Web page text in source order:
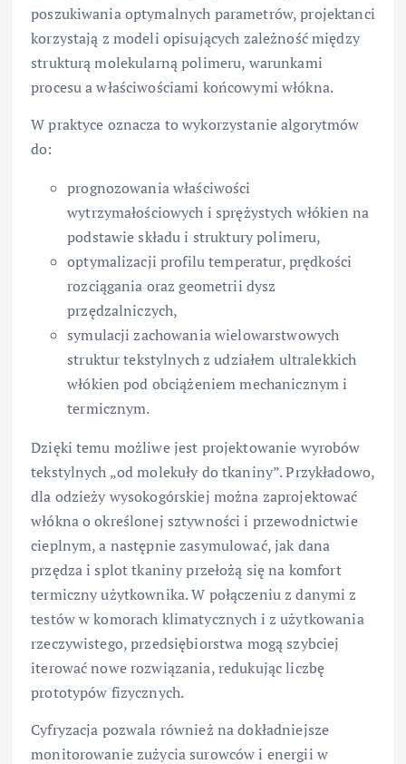
poszukiwania optymalnych parametrów, projektanci
korzystają z modeli opisujących zależność między
strukturą molekularną polimeru, warunkami
procesu a właściwościami końcowymi włókna.
W praktyce oznacza to wykorzystanie algorytmów
do:
prognozowania właściwości
wytrzymałościowych i sprężystych włókien na
podstawie składu i struktury polimeru,
optymalizacji profilu temperatur, prędkości
rozciągania oraz geometrii dysz
przędzalniczych,
symulacji zachowania wielowarstwowych
struktur tekstylnych z udziałem ultralekkich
włókien pod obciążeniem mechanicznym i
termicznym.
Dzięki temu możliwe jest projektowanie wyrobów
tekstylnych „od molekuły do tkaniny”. Przykładowo,
dla odzieży wysokogórskiej można zaprojektować
włókna o określonej sztywności i przewodnictwie
cieplnym, a następnie zasymulować, jak dana
przędza i splot tkaniny przełożą się na komfort
termiczny użytkownika. W połączeniu z danymi z
testów w komorach klimatycznych i z użytkowania
rzeczywistego, przedsiębiorstwa mogą szybciej
iterować nowe rozwiązania, redukując liczbę
prototypów fizycznych.
Cyfryzacja pozwala również na dokładniejsze
monitorowanie zużycia surowców i energii w